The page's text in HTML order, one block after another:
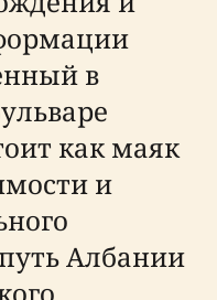
в
как маяк
и
Албании